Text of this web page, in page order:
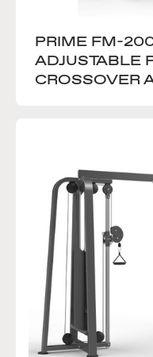
PRIME FM-
ADJUSTABLE
CROSSOVER